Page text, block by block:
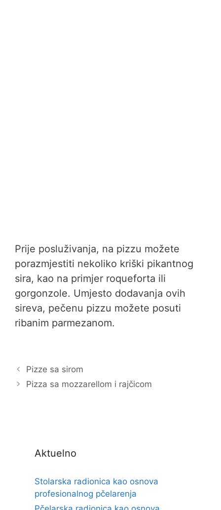
Prije posluživanja, na pizzu možete
porazmjestiti nekoliko kriški pikantnog
sira, kao na primjer roqueforta ili
gorgonzole. Umjesto dodavanja ovih
sireva, pečenu pizzu možete posuti
ribanim parmezanom.
Pizze sa sirom
Pizza sa mozzarellom i rajčicom
Aktuelno
Stolarska radionica kao osnova
profesionalnog pčelarenja